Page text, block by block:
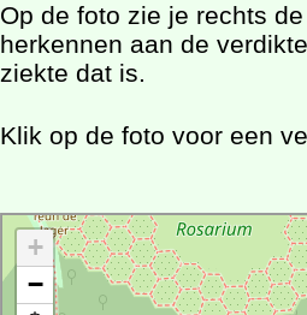
Op de foto zie je rechts
herkennen aan de
ziekte dat is.
Klik op de foto voor een